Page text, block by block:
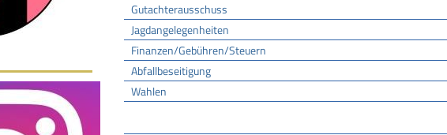
Gutachterausschuss
Jagdangelegenheiten
Finanzen/Gebühren/Steuern
Abfallbeseitigung
Wahlen